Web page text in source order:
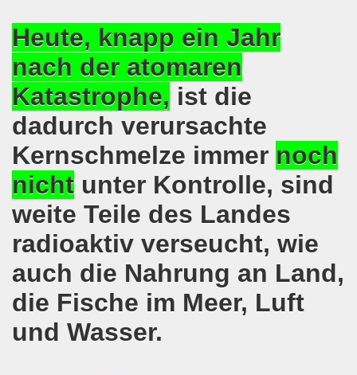
Heute, knapp ein Jahr
nach der atomaren
Katastrophe, ist die
dadurch verursachte
Kernschmelze immer noch
nicht unter Kontrolle, sind
weite Teile des Landes
radioaktiv verseucht, wie
auch die Nahrung an Land,
die Fische im Meer, Luft
und Wasser.
Bewegung am 01.10.2018 - gegen die
und wichtige Informationen zur 15.
und Montagsdemonstranten Frank Oettler aus
Bewegung in Gelsenkirchen
Beeindruckender Protest am 17.09.2018
Regierung in Berlin als Teil der Großdemonstration
Arbeiter und an die kämpfenden Arbeiterinnen bei
in Gelsenkirchen: Eine Erfolgsgeschichte und eine Feier
20.08.2018 in Gelsenkirchen - ein Grund zu feiern!